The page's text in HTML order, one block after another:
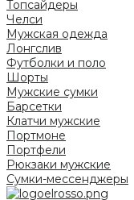
Топсайдеры
Челси
Мужская одежда
Лонгслив
Футболки и поло
Шорты
Мужские сумки
Барсетки
Клатчи мужские
Портмоне
Портфели
Рюкзаки мужские
Сумки-мессенджеры